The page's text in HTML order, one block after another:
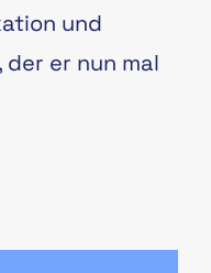
und
er nun mal